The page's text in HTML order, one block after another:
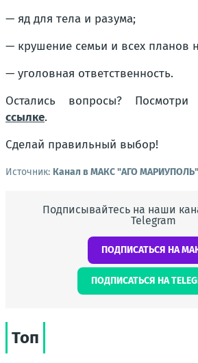
— яд для тела и разума;
— крушение семьи и всех планов
— уголовная ответственность.
Остались вопросы?
ссылке.
Сделай правильный выбор!
Источник: Канал в МАКС "АГО МАРИУПОЛЬ"
Подписывайтесь на наши
Telegram
ПОДПИСАТЬСЯ НА
ПОДПИСАТЬСЯ НА
Топ